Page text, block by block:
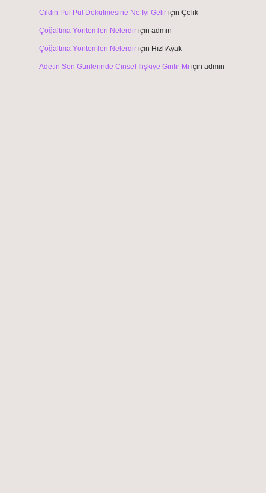
Cildin Pul Pul Dökülmesine Ne Iyi Geliriçin Çelik
Çoğaltma Yöntemleri Nelerdiriçin admin
Çoğaltma Yöntemleri Nelerdiriçin HızlıAyak
Adetin Son Günlerinde Cinsel Ilişkiye Girilir Mi için admin